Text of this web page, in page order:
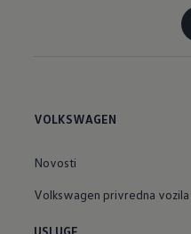
VOLKSWAGEN
Novosti
Volkswagen privredna vozila
USLUGE